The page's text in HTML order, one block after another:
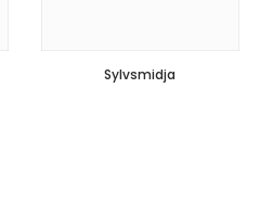
Sylvsmidja